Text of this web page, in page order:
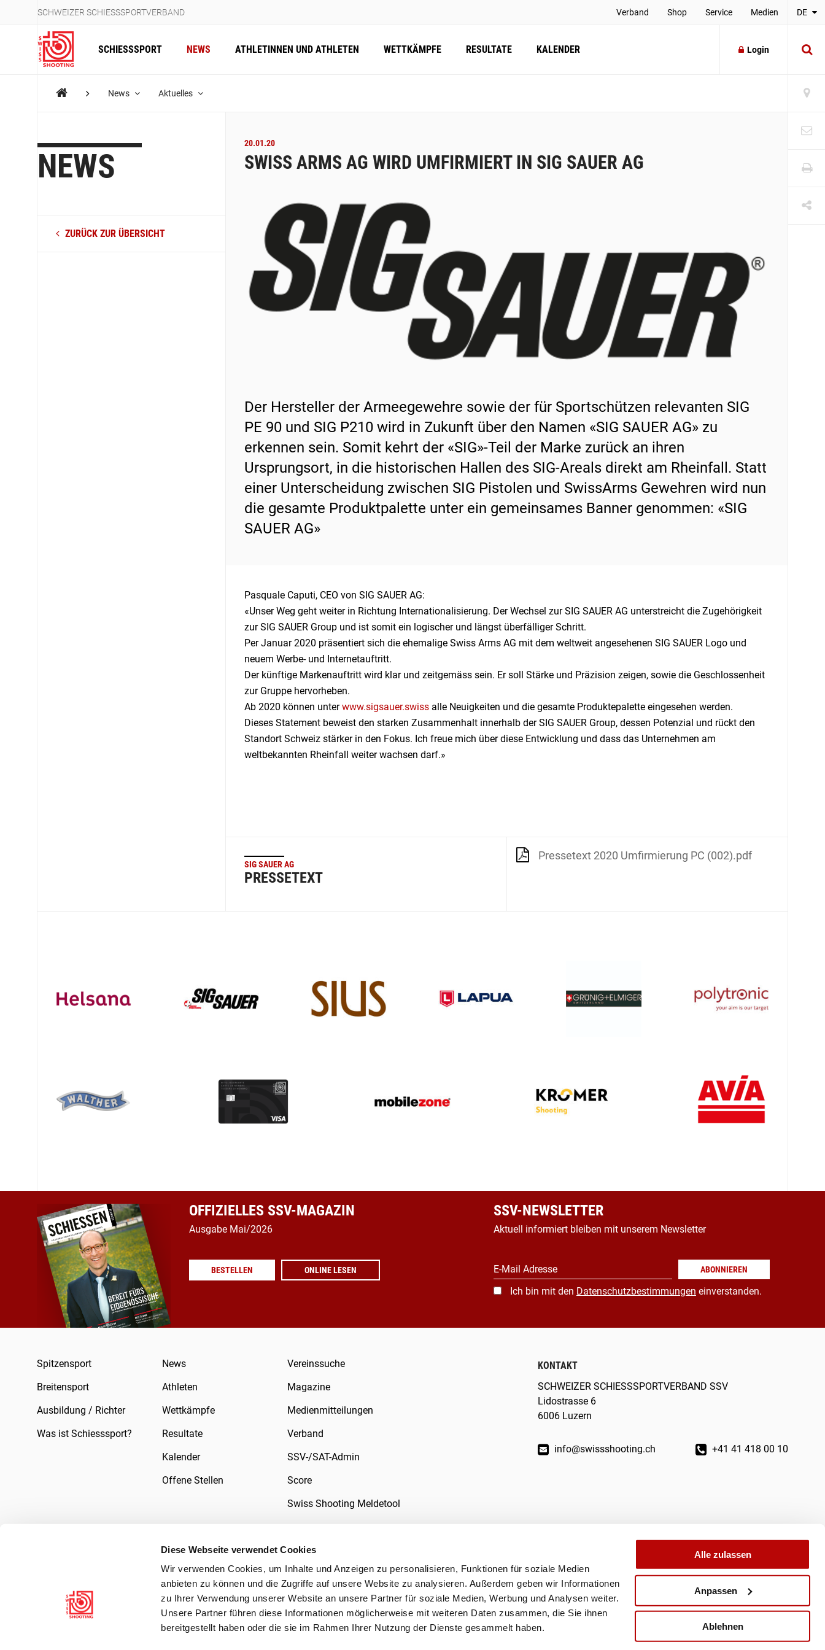
Diese Webseite verwendet Cookies
Wir verwenden Cookies, um Inhalte und Anzeigen zu personalisieren, Funktionen für soziale Medien
anbieten zu können und die Zugriffe auf unsere Website zu analysieren. Außerdem geben wir Informationen
zu Ihrer Verwendung unserer Website an unsere Partner für soziale Medien, Werbung und Analysen weiter.
Unsere Partner führen diese Informationen möglicherweise mit weiteren Daten zusammen, die Sie ihnen
bereitgestellt haben oder die sie im Rahmen Ihrer Nutzung der Dienste gesammelt haben.
Alle zulassen
Anpassen
Ablehnen
SCHWEIZER SCHIESSSPORTVERBAND Verband Shop Service Medien DE
SCHIESSSPORT NEWS ATHLETINNEN UND ATHLETEN WETTKÄMPFE RESULTATE KALENDER Login
News Aktuelles
NEWS
ZURÜCK ZUR ÜBERSICHT
20.01.20
SWISS ARMS AG WIRD UMFIRMIERT IN SIG SAUER AG
Der Hersteller der Armeegewehre sowie der für Sportschützen relevanten SIG
PE 90 und SIG P210 wird in Zukunft über den Namen «SIG SAUER AG» zu
erkennen sein. Somit kehrt der «SIG»-Teil der Marke zurück an ihren
Ursprungsort, in die historischen Hallen des SIG-Areals direkt am Rheinfall. Statt
einer Unterscheidung zwischen SIG Pistolen und SwissArms Gewehren wird nun
die gesamte Produktpalette unter ein gemeinsames Banner genommen: «SIG
SAUER AG»
Pasquale Caputi, CEO von SIG SAUER AG:
«Unser Weg geht weiter in Richtung Internationalisierung. Der Wechsel zur SIG SAUER AG unterstreicht die Zugehörigkeit
zur SIG SAUER Group und ist somit ein logischer und längst überfälliger Schritt.
Per Januar 2020 präsentiert sich die ehemalige Swiss Arms AG mit dem weltweit angesehenen SIG SAUER Logo und
neuem Werbe- und Internetauftritt.
Der künftige Markenauftritt wird klar und zeitgemäss sein. Er soll Stärke und Präzision zeigen, sowie die Geschlossenheit
zur Gruppe hervorheben.
Ab 2020 können unterwww.sigsauer.swissalle Neuigkeiten und die gesamte Produktepalette eingesehen werden.
Dieses Statement beweist den starken Zusammenhalt innerhalb der SIG SAUER Group, dessen Potenzial und rückt den
Standort Schweiz stärker in den Fokus. Ich freue mich über diese Entwicklung und dass das Unternehmen am
weltbekannten Rheinfall weiter wachsen darf.»
SIG SAUER AG
PRESSETEXT
Pressetext 2020 Umfirmierung PC (002).pdf
OFFIZIELLES SSV-MAGAZIN
Ausgabe Mai/2026
BESTELLEN ONLINE LESEN
SSV-NEWSLETTER
Aktuell informiert bleiben mit unserem Newsletter
E-Mail Adresse ABONNIEREN
Ich bin mit den Datenschutzbestimmungen einverstanden.
Spitzensport
Breitensport
Ausbildung / Richter
Was ist Schiesssport?
News
Athleten
Wettkämpfe
Resultate
Kalender
Offene Stellen
Vereinssuche
Magazine
Medienmitteilungen
Verband
SSV-/SAT-Admin
Score
Swiss Shooting Meldetool
KONTAKT
SCHWEIZER SCHIESSSPORTVERBAND SSV
Lidostrasse 6
6006 Luzern
info@swissshooting.ch +41 41 418 00 10
Datenschutzerklärung